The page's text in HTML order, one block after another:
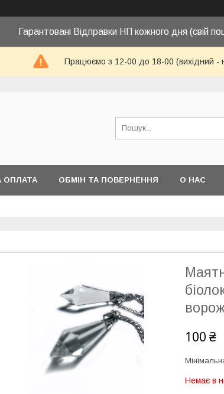
Гарантовані Відправки НП кожного дня (свій
Працюємо з 12-00 до 18-00 (вихідний -
ОПЛАТА ОБМІН ТА ПОВЕРНЕННЯ О НАС
100 ₴
Немає в